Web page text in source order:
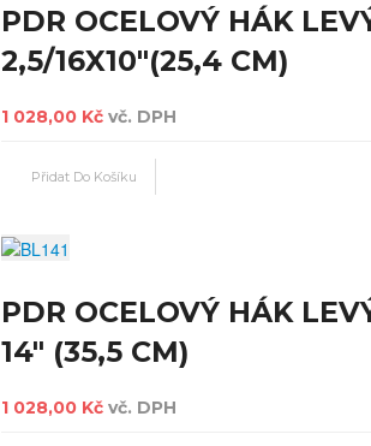
PDR OCELOVÝ HÁK
2,5/16X10"(25,4 CM)
1 028,00 Kč vč. DPH
PDR OCELOVÝ HÁK
14" (35,5 CM)
1 028,00 Kč vč. DPH